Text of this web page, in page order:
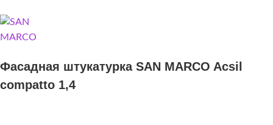
Фасадная штукатурка SAN MARCO Acsil
compatto 1,4